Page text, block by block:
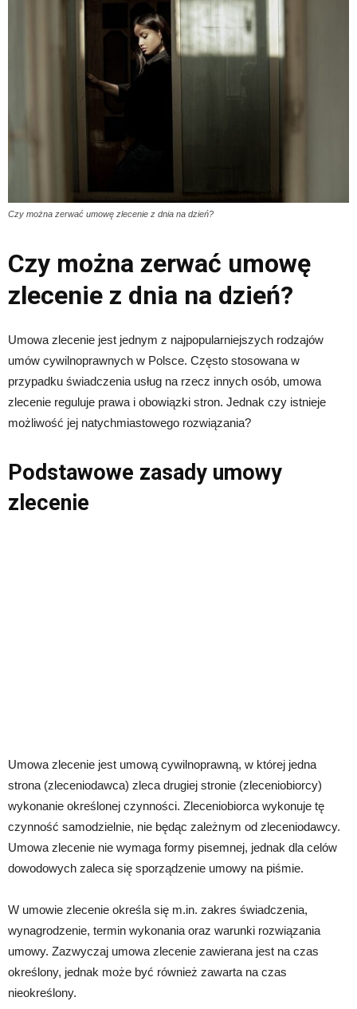
Czy można zerwać umowę zlecenie z dnia na dzień?
Czy można zerwać umowę
zlecenie z dnia na dzień?
Umowa zlecenie jest jednym z najpopularniejszych rodzajów
umów cywilnoprawnych w Polsce. Często stosowana w
przypadku świadczenia usług na rzecz innych osób, umowa
zlecenie reguluje prawa i obowiązki stron. Jednak czy istnieje
możliwość jej natychmiastowego rozwiązania?
Podstawowe zasady umowy
zlecenie
Umowa zlecenie jest umową cywilnoprawną, w której jedna
strona (zleceniodawca) zleca drugiej stronie (zleceniobiorcy)
wykonanie określonej czynności. Zleceniobiorca wykonuje tę
czynność samodzielnie, nie będąc zależnym od zleceniodawcy.
Umowa zlecenie nie wymaga formy pisemnej, jednak dla celów
dowodowych zaleca się sporządzenie umowy na piśmie.
W umowie zlecenie określa się m.in. zakres świadczenia,
wynagrodzenie, termin wykonania oraz warunki rozwiązania
umowy. Zazwyczaj umowa zlecenie zawierana jest na czas
określony, jednak może być również zawarta na czas
nieokreślony.